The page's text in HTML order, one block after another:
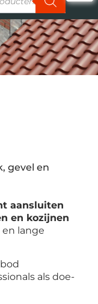
gevel en
aansluiten
en kozijnen
lange
als doe-